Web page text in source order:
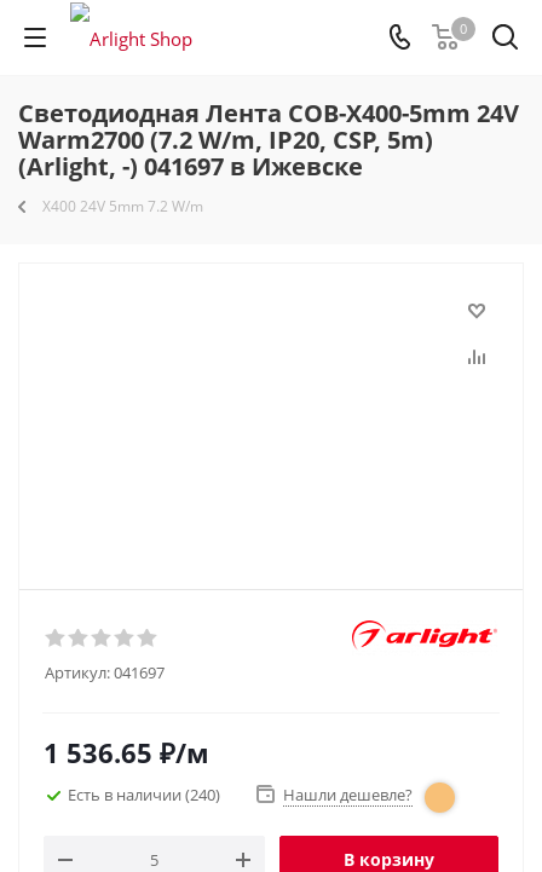
0
Светодиодная Лента COB-X400-5mm 24V
Warm2700 (7.2 W/m, IP20, CSP, 5m)
(Arlight, -) 041697 в Ижевске
X400 24V 5mm 7.2 W/m
Артикул:041697
1 536.65 ₽/м
Есть в наличии (240) Нашли дешевле?
В корзину